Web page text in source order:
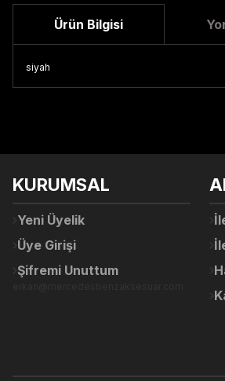
Ürün Bilgisi
siyah
Ürün açıklamasında eksik bilgiler
Bu ürüne benzer farklı alternatifler
KURUMSAL
Yeni Üyelik
Üye Girişi
Şifremi Unuttum